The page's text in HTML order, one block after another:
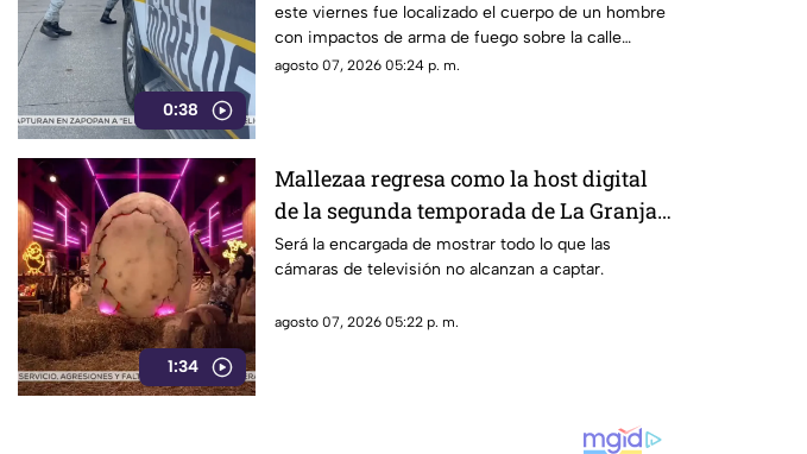
0:38
este viernes fue localizado el cuerpo de un hombre
con impactos de arma de fuego sobre la calle
alianza nacional, en la colonia cerro de la corona, en
agosto 07, 2026 05:24 p. m.
1:34
Mallezaa regresa como la host digital
de la segunda temporada de La Granja
VIP
Será la encargada de mostrar todo lo que las
cámaras de televisión no alcanzan a captar.
agosto 07, 2026 05:22 p. m.